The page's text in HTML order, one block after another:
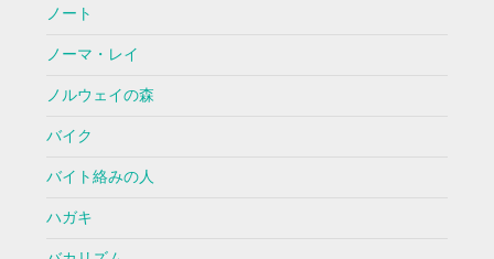
ノート
ノーマ・レイ
ノルウェイの森
バイク
バイト絡みの人
ハガキ